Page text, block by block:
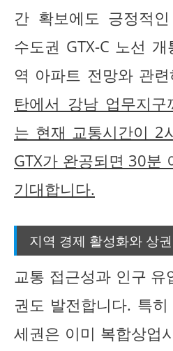
간 확보에도 긍정적
수도권 GTX-C 노선
역 아파트 전망와 관련
탄에서 강남 업무지
는 현재 교통시간이 2
GTX가 완공되면 30분
기대합니다.
지역 경제 활성화와 상
교통 접근성과 인구
권도 발전합니다. 특
세권은 이미 복합상업